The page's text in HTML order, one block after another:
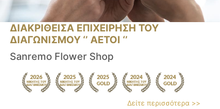
ΔΙΑΚΡΙΘΕΙΣΑ ΕΠΙΧΕΙΡΗΣΗ ΤΟΥ
ΔΙΑΓΩΝΙΣΜΟΥ ‘’ ΑΕΤΟΙ ‘’
Sanremo Flower Shop
Δείτε περισσότερα >>